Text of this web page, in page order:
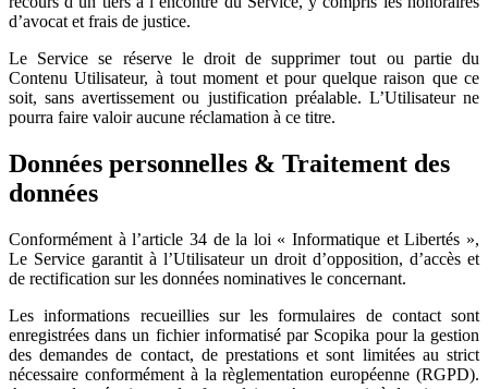
d’avocat et frais de justice.
Le Service se réserve le droit de supprimer tout ou partie du
Contenu Utilisateur, à tout moment et pour quelque raison que ce
soit, sans avertissement ou justification préalable. L’Utilisateur ne
pourra faire valoir aucune réclamation à ce titre.
Données personnelles & Traitement des
données
Conformément à l’article 34 de la loi « Informatique et Libertés »,
Le Service garantit à l’Utilisateur un droit d’opposition, d’accès et
de rectification sur les données nominatives le concernant.
Les informations recueillies sur les formulaires de contact sont
enregistrées dans un fichier informatisé par Scopika pour la gestion
des demandes de contact, de prestations et sont limitées au strict
nécessaire conformément à la règlementation européenne (RGPD).